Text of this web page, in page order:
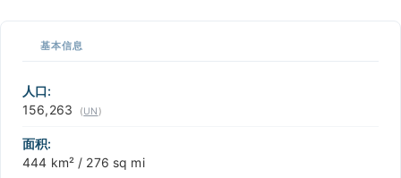
−
基本信息
人口:
156,263
(UN)
面积:
444 km² / 276 sq mi